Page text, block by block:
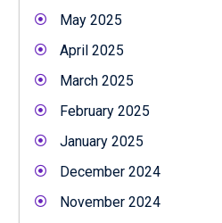
May 2025
April 2025
March 2025
February 2025
January 2025
December 2024
November 2024